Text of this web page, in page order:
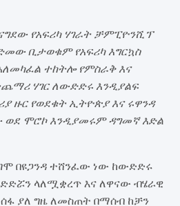
የአፍሪካ ሃገራት ቻምፒዮንሺፕ
ቢታወቁም የአፍሪካ እግርኳስ
ተከትሎ የምስራቅ እና
ሃገር ለውድድሩ እንዲያልፍ
ዙር የወደቁት ኢትዮጵያ እና ሩዋንዳ
ወደ ሞሮኮ እንዲያመሩም ዳግመኛ እድል
በዩጋንዳ ተሸንፈው ነው ከውድድሩ
ላለሟቋረጥ እና ለዋናው ብሄራዊ
ያለ ግዜ ለመስጠት በማሰብ ከቻን